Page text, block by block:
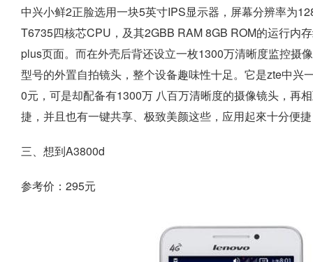
中兴小鲜2正脸选用一块5英寸IPS显示器，屏幕分辨率为
T6735四核芯CPU，及其2GBB RAM 8GB ROM的运行内
plus页面。而在外壳后背还设立一枚1300万清晰度监控摄
型号的外置自拍镜头，整个设备趣味性十足。它是zte中
0元，可是却配备有1300万 八百万清晰度的摄像镜头，再
捷，并且也有一键共享、极致美颜这些，应用起來十分便捷
三、想到A3800d
参考价：295元